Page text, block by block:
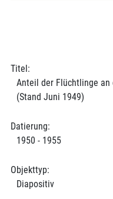
Titel:
Anteil der Flüchtlinge an
(Stand Juni 1949)
Datierung:
1950 - 1955
Objekttyp:
Diapositiv